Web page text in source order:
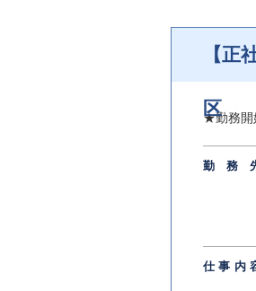
【正
区
★勤務開
勤務
仕事内